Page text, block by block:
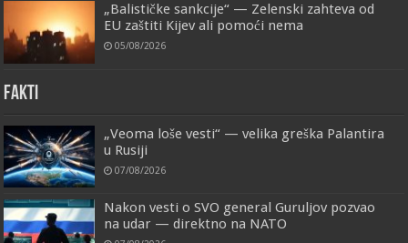
„Balističke sankcije“ — Zelenski zahteva od
EU zaštiti Kijev ali pomoći nema
05/08/2026
FAKTI
„Veoma loše vesti“ — velika greška Palantira
u Rusiji
07/08/2026
Nakon vesti o SVO general Guruljov pozvao
na udar — direktno na NATO